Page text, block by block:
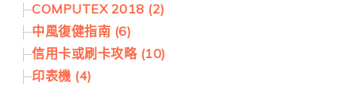
COMPUTEX 2018 (2)
中風復健指南 (6)
信用卡或刷卡攻略 (10)
印表機 (4)